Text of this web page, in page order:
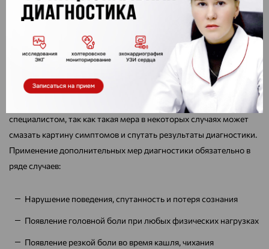
Также после первичной консультации врач может
порекомендовать более эффективные обезболивающие
препараты, которые помогут облегчить состояние пациента на
этапе уточнения диагноза. Этот вопрос следует обсудить со
специалистом, так как такая мера в некоторых случаях может
смазать картину симптомов и спутать результаты диагностики.
Применение дополнительных мер диагностики обязательно в
ряде случаев:
Нарушение поведения, спутанность и потеря сознания
Появление головной боли при любых физических нагрузках
Появление резкой боли во время кашля, чихания